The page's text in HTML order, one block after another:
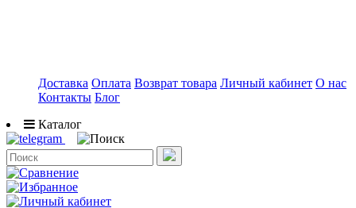
Доставка Оплата Возврат товара Личный кабинет О нас
Контакты Блог
Каталог